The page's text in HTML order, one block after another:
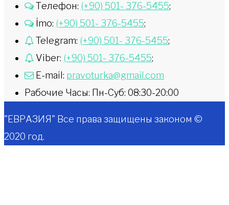
Телефон: (+90) 501- 376-5455;
İmo: (+90) 501- 376-5455;
Telegram: (+90) 501- 376-5455;
Viber: (+90) 501- 376-5455;
E-mail: pravoturka@gmail.com
Рабочие Часы: Пн-Суб: 08:30-20:00
"ЕВРАЗИЯ" Все права защищены законом ©
2020 год.